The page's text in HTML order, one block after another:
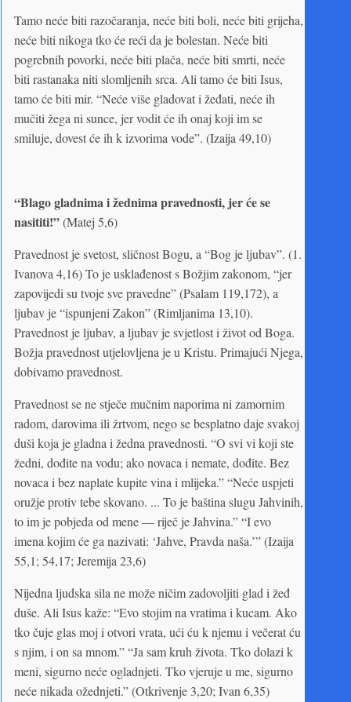
Tamo neće biti razočaranja, neće biti boli, neće biti grijeha,
neće biti nikoga tko će reći da je bolestan. Neće biti
pogrebnih povorki, neće biti plača, neće biti smrti, neće
biti rastanaka niti slomljenih srca. Ali tamo će biti Isus,
tamo će biti mir. “Neće više gladovat i žeđati, neće ih
mučiti žega ni sunce, jer vodit će ih onaj koji im se
smiluje, dovest će ih k izvorima vode”. (Izaija 49,10)
“Blago gladnima i žednima pravednosti, jer će se
nasititi!”(Matej 5,6)
Pravednost je svetost, sličnost Bogu, a “Bog je ljubav”. (1.
Ivanova 4,16) To je usklađenost s Božjim zakonom, “jer
zapovijedi su tvoje sve pravedne” (Psalam 119,172), a
ljubav je “ispunjeni Zakon” (Rimljanima 13,10).
Pravednost je ljubav, a ljubav je svjetlost i život od Boga.
Božja pravednost utjelovljena je u Kristu. Primajući Njega,
dobivamo pravednost.
Pravednost se ne stječe mučnim naporima ni zamornim
radom, darovima ili žrtvom, nego se besplatno daje svakoj
duši koja je gladna i žedna pravednosti. “O svi vi koji ste
žedni, dođite na vodu; ako novaca i nemate, dođite. Bez
novaca i bez naplate kupite vina i mlijeka.” “Neće uspjeti
oružje protiv tebe skovano. ... To je baština slugu Jahvinih,
to im je pobjeda od mene — riječ je Jahvina.” “I evo
imena kojim će ga nazivati: ‘Jahve, Pravda naša.’” (Izaija
55,1; 54,17; Jeremija 23,6)
Nijedna ljudska sila ne može ničim zadovoljiti glad i žeđ
duše. Ali Isus kaže: “Evo stojim na vratima i kucam. Ako
tko čuje glas moj i otvori vrata, ući ću k njemu i večerat ću
s njim, i on sa mnom.” “Ja sam kruh života. Tko dolazi k
meni, sigurno neće ogladnjeti. Tko vjeruje u me, sigurno
neće nikada ožednjeti.” (Otkrivenje 3,20; Ivan 6,35)